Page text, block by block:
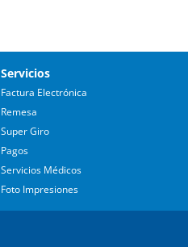
Servicios
Factura Electrónica
Remesa
Super Giro
Pagos
Servicios Médicos
Foto Impresiones